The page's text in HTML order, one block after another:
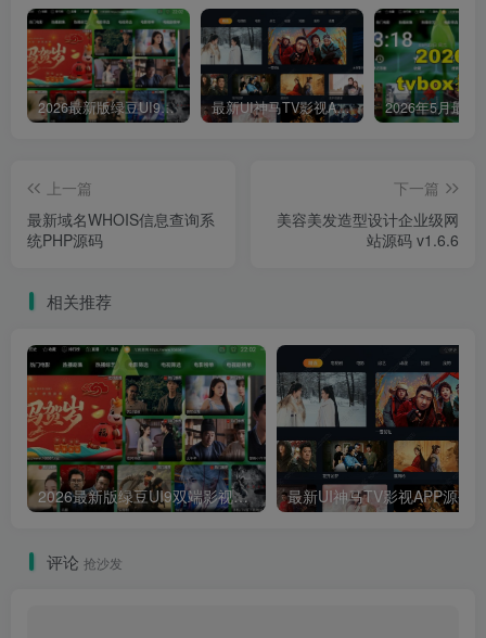
2026最新版绿豆UI9双端影视APP源码 最新UI神马TV影视APP源码 乐檬影视苹果CMS后台 包含前后端源码
上一篇
最新域名WHOIS信息查询系
统PHP源码
下一篇
美容美发造型设计企业级网
站源码 v1.6.6
相关推荐
2026最新版绿豆UI9双端影视APP源码
评论 抢沙发